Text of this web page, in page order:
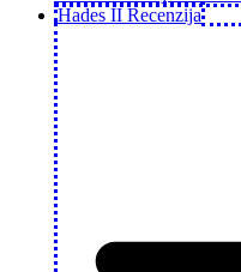
Hades II Recenzija